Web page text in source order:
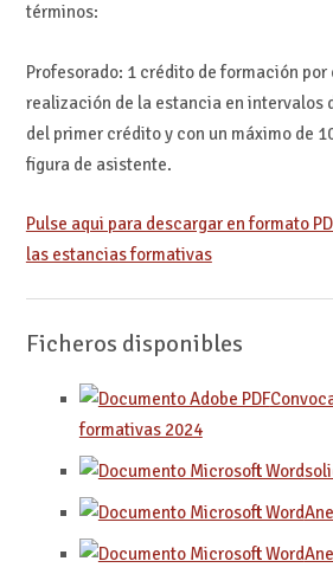
términos:
Profesorado: 1 crédito de formación por
realización de la estancia en intervalos
del primer crédito y con un máximo de
figura de asistente.
Pulse aqui para descargar en formato
las estancias formativas
Ficheros disponibles
formativas 2024